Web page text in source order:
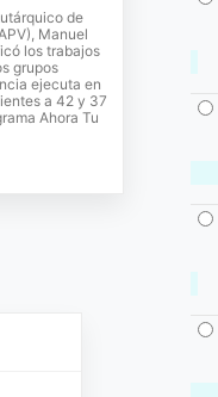
de
Manuel
los trabajos
grupos
ejecuta en
a 42 y 37
Ahora Tu